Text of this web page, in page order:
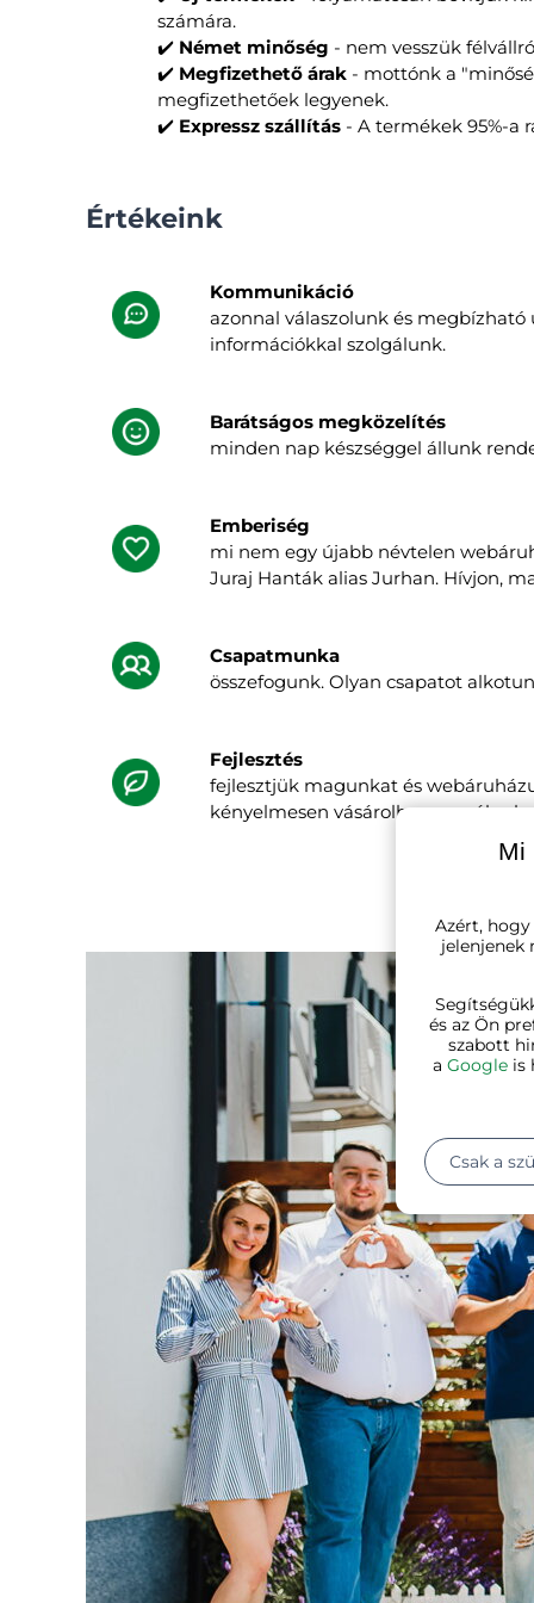
számára.
✔️ Német minőség - nem vesszük
✔️ Megfizethető árak - mottónk a
megfizethetőek legyenek.
✔️ Expressz szállítás - A termékek 95%-a
Értékeink
Kommunikáció
azonnal válaszolunk és
információkkal szolgálunk.
Barátságos megközelítés
minden nap készséggel állunk
Emberiség
mi nem egy újabb névtelen
Juraj Hanták alias Jurhan. Hívjon,
Csapatmunka
összefogunk. Olyan csapatot
Fejlesztés
fejlesztjük magunkat és
kényelmesen vásárolhasson nálunk.
Mi
Azért,
jelenjenek
és az Ön
szabott
a Googleis
Csak a